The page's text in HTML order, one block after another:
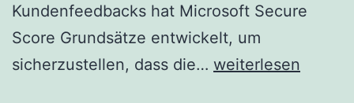
Kundenfeedbacks hat Microsoft Secure
Score Grundsätze entwickelt, um
sicherzustellen, dass die… Aktualisierte
weiterlesen